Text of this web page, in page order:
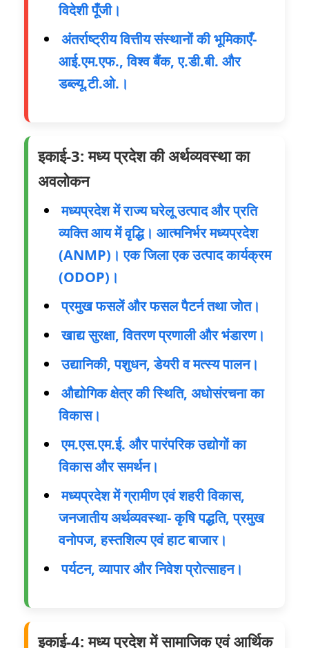
विदेशी पूँजी।
अंतर्राष्ट्रीय वित्तीय संस्थानों की भूमिकाएँ-
आई.एम.एफ., विश्व बैंक, ए.डी.बी. और
डब्ल्यू.टी.ओ.।
इकाई-3: मध्य प्रदेश की अर्थव्यवस्था का
अवलोकन
मध्यप्रदेश में राज्य घरेलू उत्पाद और प्रति
व्यक्ति आय में वृद्धि। आत्मनिर्भर मध्यप्रदेश
(ANMP)। एक जिला एक उत्पाद कार्यक्रम
(ODOP)।
प्रमुख फसलें और फसल पैटर्न तथा जोत।
खाद्य सुरक्षा, वितरण प्रणाली और भंडारण।
उद्यानिकी, पशुधन, डेयरी व मत्स्य पालन।
औद्योगिक क्षेत्र की स्थिति, अधोसंरचना का
विकास।
एम.एस.एम.ई. और पारंपरिक उद्योगों का
विकास और समर्थन।
मध्यप्रदेश में ग्रामीण एवं शहरी विकास,
जनजातीय अर्थव्यवस्था- कृषि पद्धति, प्रमुख
वनोपज, हस्तशिल्प एवं हाट बाजार।
पर्यटन, व्यापार और निवेश प्रोत्साहन।
इकाई-4: मध्य प्रदेश में सामाजिक एवं आर्थिक